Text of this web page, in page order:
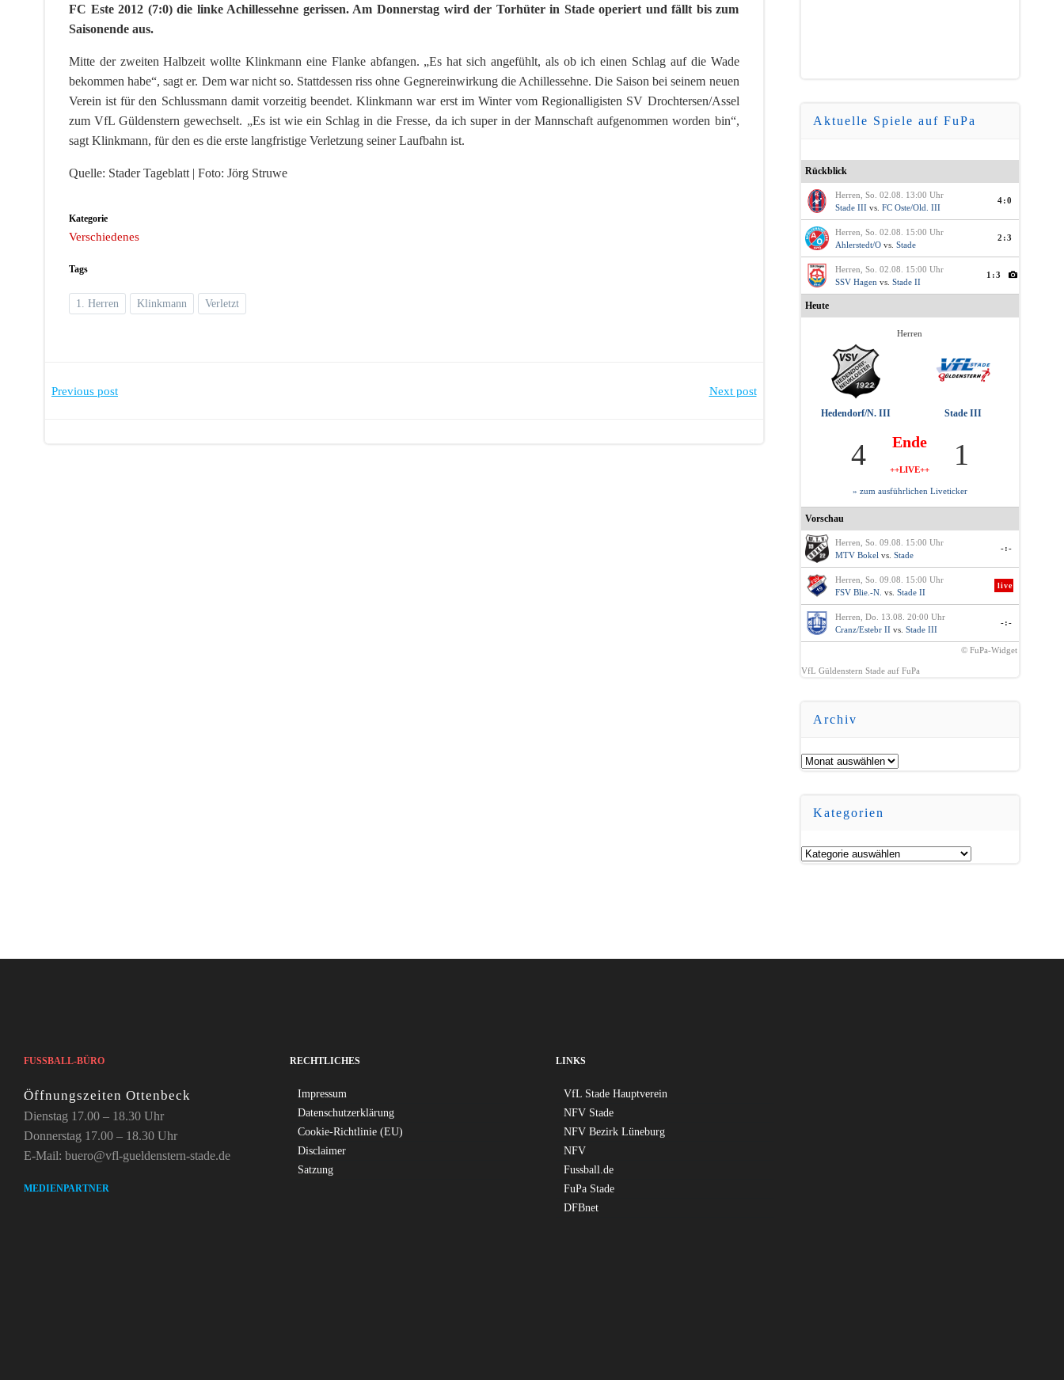
FC Este 2012 (7:0) die linke Achillessehne gerissen. Am Donnerstag wird der Torhüter in Stade operiert und fällt bis zum
Saisonende aus.
Mitte der zweiten Halbzeit wollte Klinkmann eine Flanke abfangen. „Es hat sich angefühlt, als ob ich einen Schlag auf die Wade
bekommen habe“, sagt er. Dem war nicht so. Stattdessen riss ohne Gegnereinwirkung die Achillessehne. Die Saison bei seinem neuen
Verein ist für den Schlussmann damit vorzeitig beendet. Klinkmann war erst im Winter vom Regionalligisten SV Drochtersen/Assel
zum VfL Güldenstern gewechselt. „Es ist wie ein Schlag in die Fresse, da ich super in der Mannschaft aufgenommen worden bin“,
sagt Klinkmann, für den es die erste langfristige Verletzung seiner Laufbahn ist.
Quelle: Stader Tageblatt | Foto: Jörg Struwe
Kategorie
Verschiedenes
Tags
1. Herren Klinkmann Verletzt
Post
Previous post Next post
Aktuelle Spiele auf FuPa
Rückblick
Herren, So. 02.08. 13:00 Uhr
Stade III vs. FC Oste/Old. III
4:0
Herren, So. 02.08. 15:00 Uhr
Ahlerstedt/Ovs. Stade
2:3
Herren, So. 02.08. 15:00 Uhr
SSV Hagen vs. Stade II
1:3
Heute
Herren
Hedendorf/N. III Stade III
4 Ende
++LIVE++ 1
» zum ausführlichen Liveticker
Vorschau
Herren, So. 09.08. 15:00 Uhr
MTV Bokel vs. Stade
-:-
Herren, So. 09.08. 15:00 Uhr
FSV Blie.-N. vs. Stade II
live
Herren, Do. 13.08. 20:00 Uhr
Cranz/Estebr II vs. Stade III
-:-
© FuPa-Widget
VfL Güldenstern Stade auf FuPa
Archiv
Archiv
Kategorien
Kategorien
FUSSBALL-BÜRO
Öffnungszeiten Ottenbeck
Dienstag 17.00 – 18.30 Uhr
Donnerstag 17.00 – 18.30 Uhr
E-Mail: buero@vfl-gueldenstern-stade.de
MEDIENPARTNER
RECHTLICHES
Impressum
Datenschutzerklärung
Cookie-Richtlinie (EU)
Disclaimer
Satzung
LINKS
VfL Stade Hauptverein
NFV Stade
NFV Bezirk Lüneburg
NFV
Fussball.de
FuPa Stade
DFBnet